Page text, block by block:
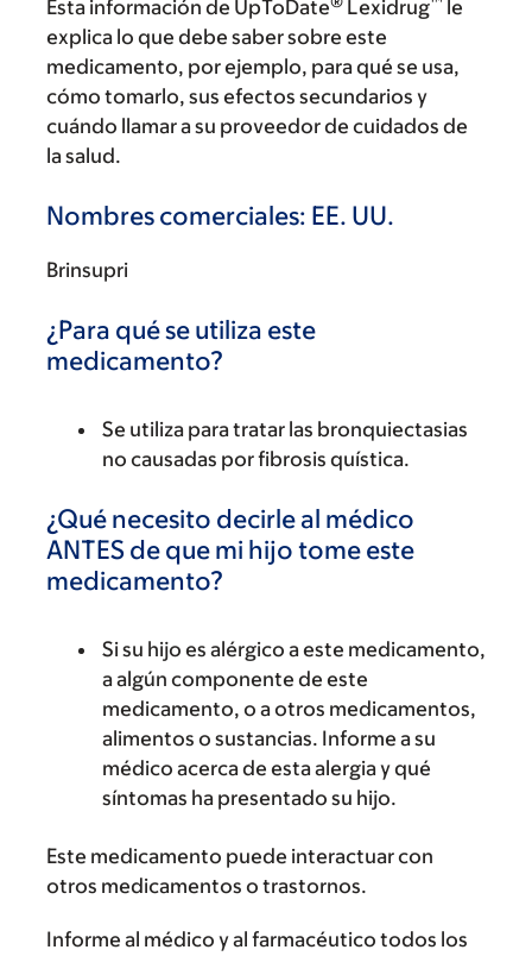
Esta información de UpToDate Lexidrug
le
explica lo que debe saber sobre este
medicamento, por ejemplo, para qué se usa,
cómo tomarlo, sus efectos secundarios y
cuándo llamar a su proveedor de cuidados de
la salud.
Nombres comerciales: EE. UU.
Brinsupri
¿Para qué se utiliza este
medicamento?
Se utiliza para tratar las bronquiectasias
no causadas por fibrosis quística.
¿Qué necesito decirle al médico
ANTES de que mi hijo tome este
medicamento?
Si su hijo es alérgico a este medicamento,
a algún componente de este
medicamento, o a otros medicamentos,
alimentos o sustancias. Informe a su
médico acerca de esta alergia y qué
síntomas ha presentado su hijo.
Este medicamento puede interactuar con
otros medicamentos o trastornos.
Informe al médico y al farmacéutico todos los